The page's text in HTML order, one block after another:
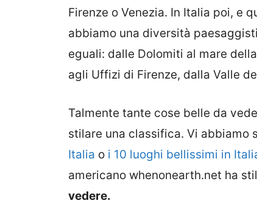
Firenze o Venezia. In Italia poi, e
abbiamo una diversità
eguali: dalle Dolomiti al mare
agli Uffizi di Firenze, dalla Valle
Talmente tante cose belle da
stilare una classifica. Vi abbiamo
Italia o i 10 luoghi bellissimi in
americano whenonearth.net ha
vedere.